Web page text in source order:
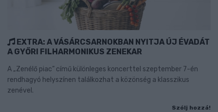
EXTRA: A VÁSÁRCSARNOKBAN NYITJA ÚJ ÉVADÁT
A GYŐRI FILHARMONIKUS ZENEKAR
A „Zenélő piac” című különleges koncerttel szeptember 7-én
rendhagyó helyszínen találkozhat a közönség a klasszikus
zenével.
Szólj hozzá!